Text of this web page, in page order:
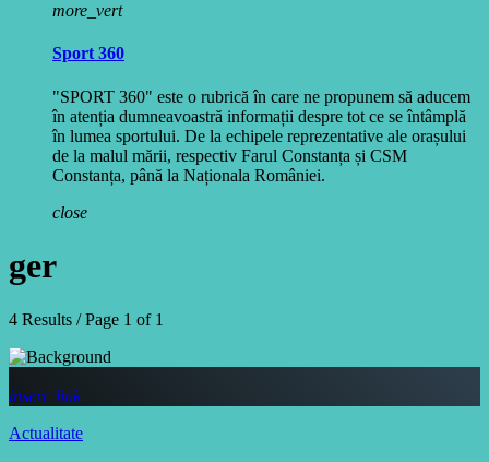
more_vert
Sport 360
"SPORT 360" este o rubrică în care ne propunem să aducem
în atenția dumneavoastră informații despre tot ce se întâmplă
în lumea sportului. De la echipele reprezentative ale orașului
de la malul mării, respectiv Farul Constanța și CSM
Constanța, până la Naționala României.
close
ger
4 Results / Page 1 of 1
insert_link
Actualitate